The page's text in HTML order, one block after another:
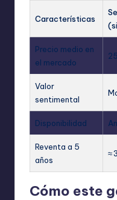
Características
Precio medio en
el mercado
Valor
sentimental
Disponibilidad
Reventa a 5
años
≈
Cómo este